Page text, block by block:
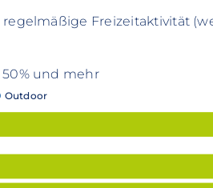
regelmäßige Freizeitaktivität
und mehr
Outdoor